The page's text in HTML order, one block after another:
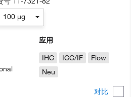
对比
应用
IHC
ICC/IF
Flow
Neu
100 µg